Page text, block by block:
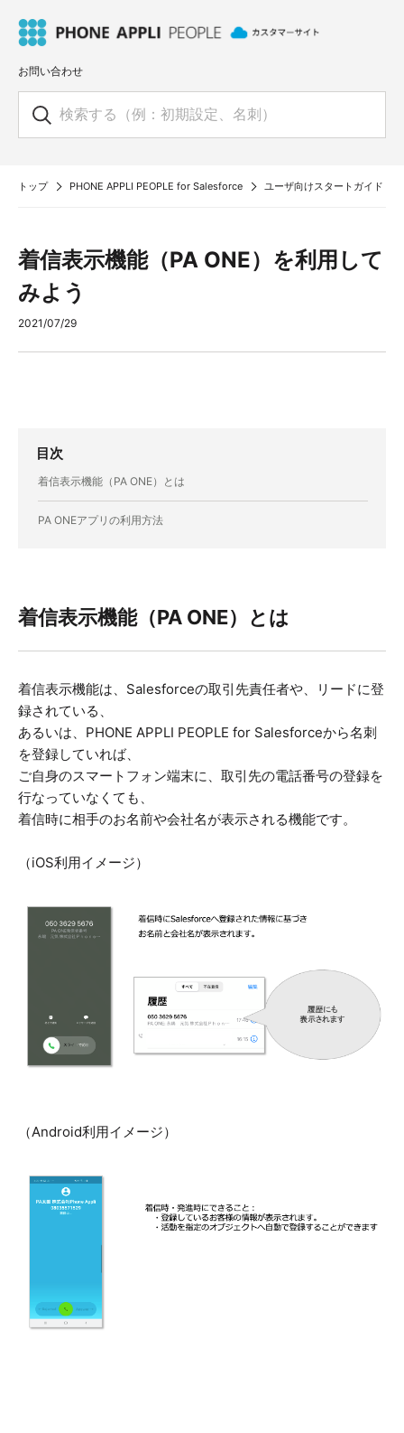
お問い合わせ
トップ PHONE APPLI PEOPLE for Salesforce ユーザ向けスタートガイド
着信表示機能（PA ONE）を利用して
みよう
2021/07/29
目次
着信表示機能（PA ONE）とは
PA ONEアプリの利用方法
着信表示機能（PA ONE）とは
着信表示機能は、Salesforceの取引先責任者や、リードに登
録されている、
あるいは、PHONE APPLI PEOPLE for Salesforceから名刺
を登録していれば、
ご自身のスマートフォン端末に、取引先の電話番号の登録を
行なっていなくても、
着信時に相手のお名前や会社名が表示される機能です。
（iOS利用イメージ）
（Android利用イメージ）